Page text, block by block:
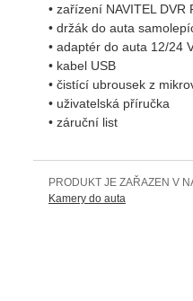
• zařízení NAVITEL DVR
• držák do auta
• adaptér do auta 12/24
• kabel USB
• čistící ubrousek z
• uživatelská příručka
• záruční list
PRODUKT JE ZAŘAZEN V
Kamery do auta